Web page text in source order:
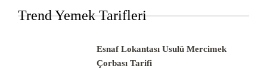
Trend Yemek Tarifleri
Esnaf Lokantası Usulü Mercimek
Çorbası Tarifi